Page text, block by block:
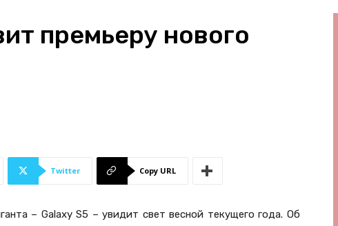
премьеру нового
Twitter Copy URL
– Galaxy S5 – увидит свет весной текущего года. Об